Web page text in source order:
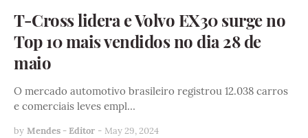
T-Cross lidera e Volvo EX30 surge no
Top 10 mais vendidos no dia 28 de
maio
O mercado automotivo brasileiro registrou 12.038 carros
e comerciais leves empl…
by Mendes - Editor - May 29, 2024